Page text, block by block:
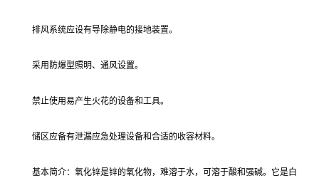
排风系统应设有导除静电的接地装置。
采用防爆型照明、通风设置。
禁止使用易产生火花的设备和工具。
储区应备有泄漏应急处理设备和合适的收容材料。
基本简介：氧化锌是锌的氧化物，难溶于水，可溶于酸和强碱。它是白